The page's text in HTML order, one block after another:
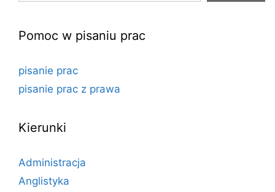
Pomoc w pisaniu prac
pisanie prac
pisanie prac z prawa
Kierunki
Administracja
Anglistyka